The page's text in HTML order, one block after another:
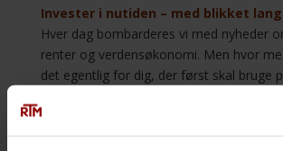
Invester i nutiden – med blikket
Hver dag bombarderes vi med nyheder
renter og verdensøkonomi. Men hvor
det egentlig for dig, der først skal bruge